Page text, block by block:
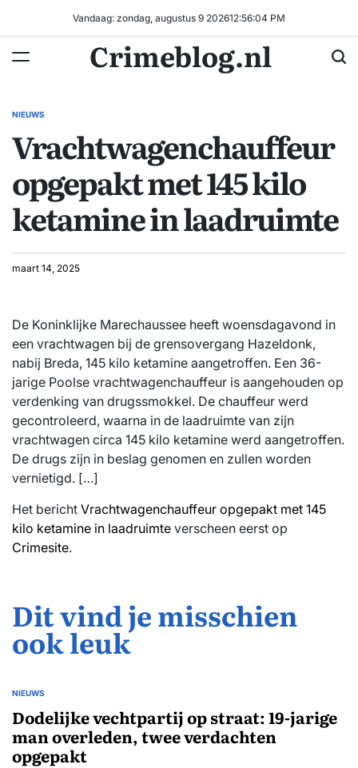
inhoud
Vandaag: zondag, augustus 9 202612:56:05 PM
Crimeblog.nl
GEPLAATST
NIEUWS
Vrachtwagenchauffeur
opgepakt met 145 kilo
ketamine in laadruimte
maart 14, 2025
De Koninklijke Marechaussee heeft woensdagavond in
een vrachtwagen bij de grensovergang Hazeldonk,
nabij Breda, 145 kilo ketamine aangetroffen. Een 36-
jarige Poolse vrachtwagenchauffeur is aangehouden op
verdenking van drugssmokkel. De chauffeur werd
gecontroleerd, waarna in de laadruimte van zijn
vrachtwagen circa 145 kilo ketamine werd aangetroffen.
De drugs zijn in beslag genomen en zullen worden
vernietigd. […]
Het bericht Vrachtwagenchauffeur opgepakt met 145
kilo ketamine in laadruimte verscheen eerst op
Crimesite.
Dit vind je misschien
ook leuk
GEPLAATST
NIEUWS
Dodelijke vechtpartij op straat: 19-jarige
man overleden, twee verdachten
opgepakt